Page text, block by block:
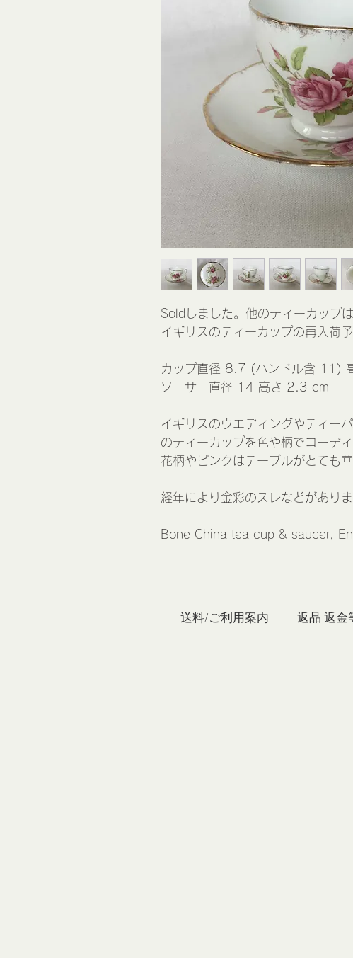
Soldしました。他のティーカップは
イギリスのティーカップの再入荷
カップ直径 8.7 (ハンドル含 11)
ソーサー直径 14 高さ 2.3 cm
イギリスのウエディングやティー
のティーカップを色や柄でコーデ
花柄やピンクはテーブルがとても
経年により金彩のスレなどがありま
Bone China tea cup & saucer,
送料/ご利用案内 返品 返金